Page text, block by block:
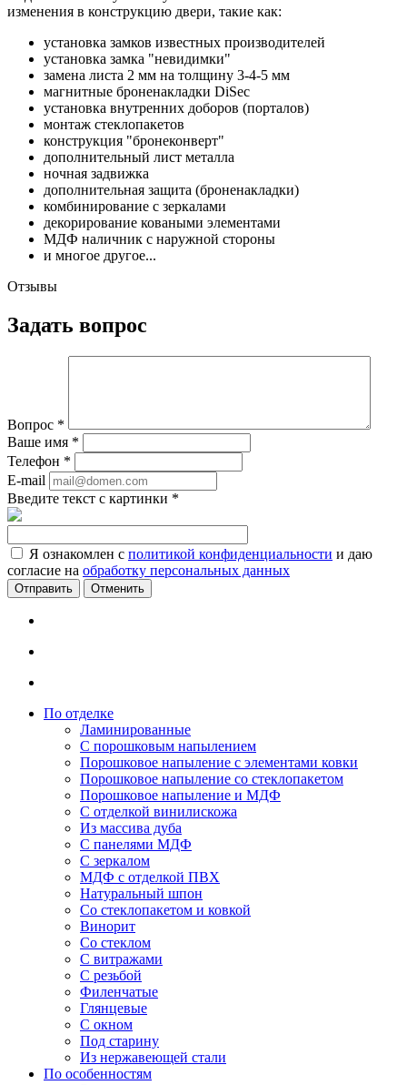
изменения в конструкцию двери, такие как:
установка замков известных производителей
установка замка "невидимки"
замена листа 2 мм на толщину 3-4-5 мм
магнитные броненакладки DiSec
установка внутренних доборов (порталов)
монтаж стеклопакетов
конструкция "бронеконверт"
дополнительный лист металла
ночная задвижка
дополнительная защита (броненакладки)
комбинирование с зеркалами
декорирование коваными элементами
МДФ наличник с наружной стороны
и многое другое...
Отзывы
Задать вопрос
Вопрос *
Ваше имя *
Телефон *
E-mail
Введите текст с картинки *
Я ознакомлен с политикой конфиденциальности и даю
согласие на обработку персональных данных
Отменить
По отделке
Ламинированные
С порошковым напылением
Порошковое напыление с элементами ковки
Порошковое напыление со стеклопакетом
Порошковое напыление и МДФ
С отделкой винилискожа
Из массива дуба
С панелями МДФ
С зеркалом
МДФ с отделкой ПВХ
Натуральный шпон
Со стеклопакетом и ковкой
Винорит
Со стеклом
С витражами
С резьбой
Филенчатые
Глянцевые
С окном
Под старину
Из нержавеющей стали
По особенностям